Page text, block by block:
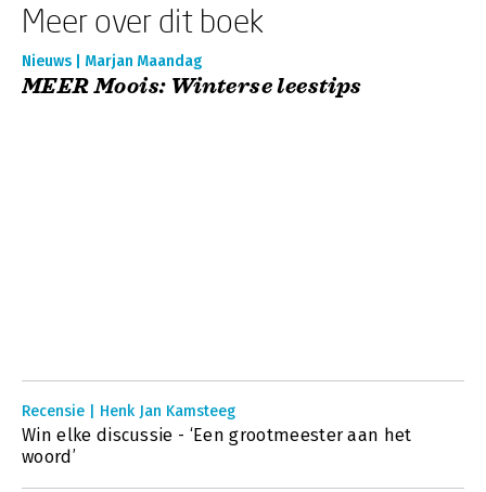
Meer over dit boek
Nieuws | Marjan Maandag
MEER Moois: Winterse leestips
Recensie | Henk Jan Kamsteeg
Win elke discussie - ‘Een grootmeester aan het
woord’